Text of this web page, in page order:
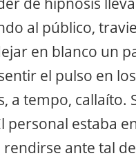
al público,
en blanco un
el pulso en
a tempo, callaíto.
personal estaba
rendirse ante tal